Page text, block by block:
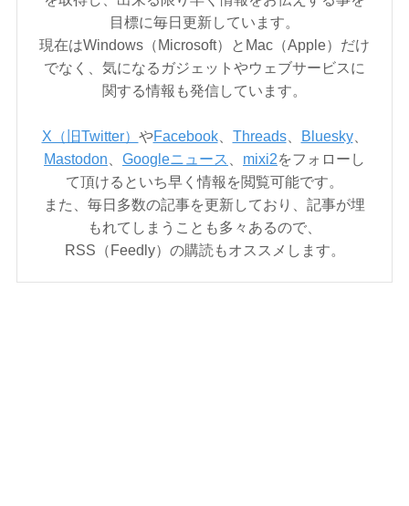
目標に毎日更新しています。
現在はWindows（Microsoft）とMac（Apple）だけ
でなく、気になるガジェットやウェブサービスに
関する情報も発信しています。
X（旧Twitter） やFacebook、 Threads、 Bluesky、
Mastodon
Googleニュース mixi2をフォローし
て頂けるといち早く情報を閲覧可能です。
また、毎日多数の記事を更新しており、記事が埋
もれてしまうことも多々あるので、
RSS（Feedly）の購読もオススメします。